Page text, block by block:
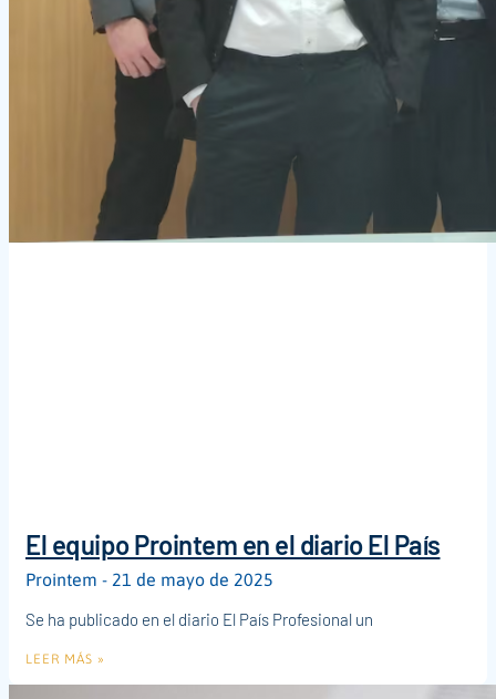
El equipo Prointem en el diario El País
Prointem
21 de mayo de 2025
Se ha publicado en el diario El País Profesional un
LEER MÁS »